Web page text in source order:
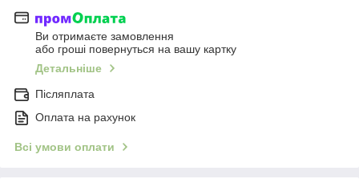
Ви отримаєте замовлення
або гроші повернуться на вашу картку
Детальніше
Післяплата
Оплата на рахунок
Всі умови оплати